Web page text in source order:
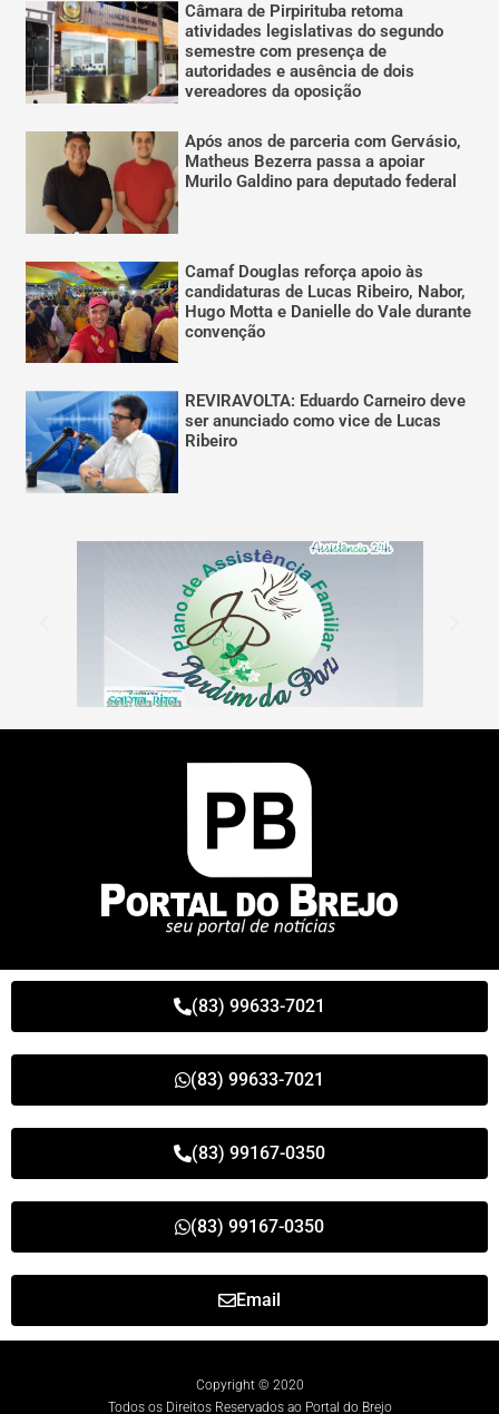
Câmara de Pirpirituba retoma
atividades legislativas do segundo
semestre com presença de
autoridades e ausência de dois
vereadores da oposição
Após anos de parceria com Gervásio,
Matheus Bezerra passa a apoiar
Murilo Galdino para deputado federal
Camaf Douglas reforça apoio às
candidaturas de Lucas Ribeiro, Nabor,
Hugo Motta e Danielle do Vale durante
convenção
REVIRAVOLTA: Eduardo Carneiro deve
ser anunciado como vice de Lucas
Ribeiro
(83) 99633-7021
(83) 99633-7021
(83) 99167-0350
(83) 99167-0350
Email
Copyright © 2020
Todos os Direitos Reservados ao Portal do Brejo